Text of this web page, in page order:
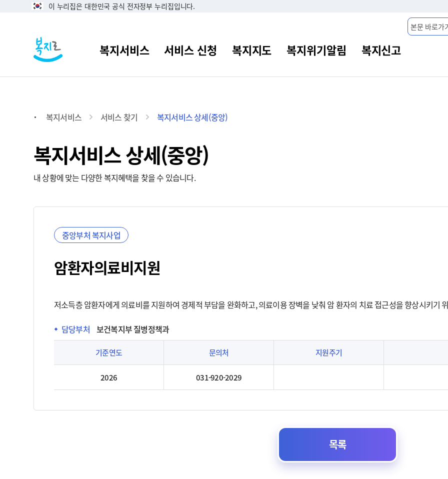
본문 바로가
이 누리집은 대한민국 공식 전자정부 누리집입니다.
복지서비스 서비스 찾기 복지서비스 상세(중앙)
복지서비스 상세(중앙)
내 상황에 맞는 다양한 복지혜택을 찾을 수 있습니다.
중앙부처 복지사업
암환자의료비지원
저소득층 암환자에게 의료비를 지원하여 경제적 부담을 완화하고, 의료이용 장벽을 낮춰 암 환자의 치료 접근성을 향상시키기
담당부처 보건복지부 질병정책과
기준연도
2026
문의처
031-920-2029
지원주기
목록